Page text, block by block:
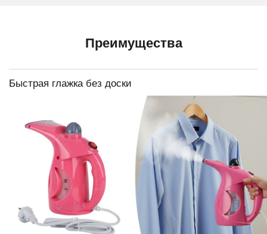
Преимущества
Быстрая глажка без доски